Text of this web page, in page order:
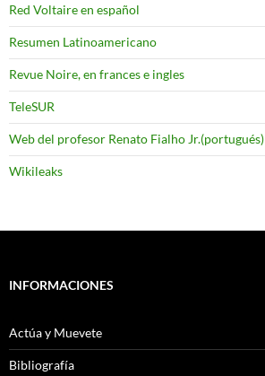
Red Voltaire en español
Resumen Latinoamericano
Revue Noire, en frances e ingles
TeleSUR
Web del profesor Renato Fialho Jr.(portugués)
Wikileaks
INFORMACIONES
Actúa y Muevete
Bibliografía